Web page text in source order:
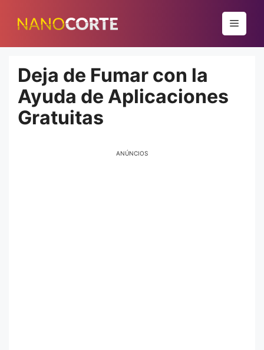
para
conteúdo
Menu
Deja de Fumar con la
Ayuda de Aplicaciones
Gratuitas
ANÚNCIOS